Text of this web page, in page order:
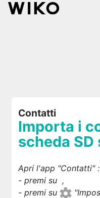
Contatti
Importa i
scheda
Apri l'app "Contatti" :
- premi su ,
- premi su